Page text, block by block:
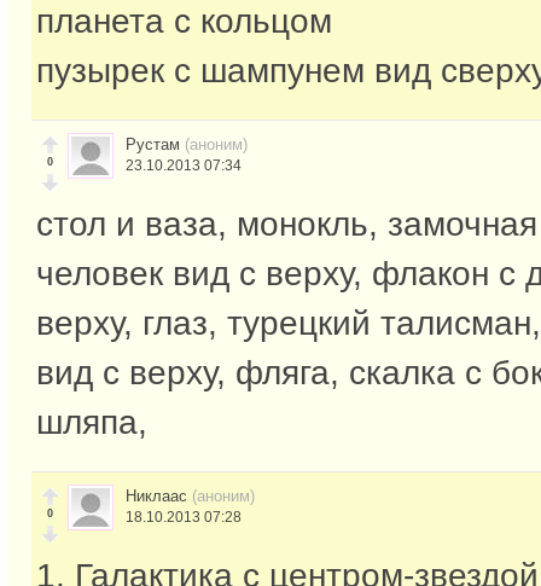
планета с кольцом
пузырек с шампунем вид
0
Рустам (аноним)
23.10.2013 07:34
стол и ваза, монокль,
человек вид с верху, флакон с
верху, глаз, турецкий
вид с верху, фляга, скалка с
шляпа,
0
Никлаас (аноним)
18.10.2013 07:28
1. Галактика с центром-